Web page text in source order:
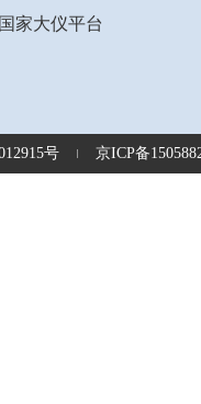
国家大仪平台
号 京ICP备